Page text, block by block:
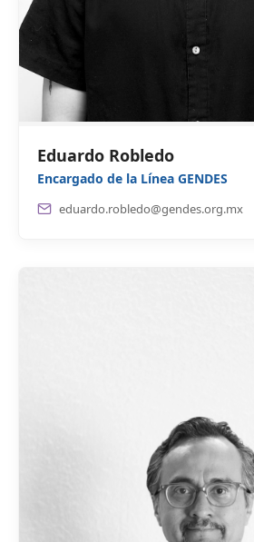
Eduardo Robledo
Encargado de la Línea GENDES
eduardo.robledo@gendes.org.mx